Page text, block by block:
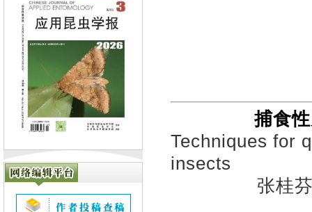
捕食
Techniques for
insects
张桂